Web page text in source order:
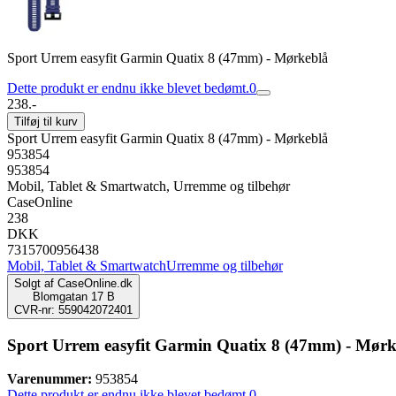
Sport Urrem easyfit Garmin Quatix 8 (47mm) - Mørkeblå
Dette produkt er endnu ikke blevet bedømt.0
238.-
Tilføj til kurv
Sport Urrem easyfit Garmin Quatix 8 (47mm) - Mørkeblå
953854
953854
Mobil, Tablet & Smartwatch, Urremme og tilbehør
CaseOnline
238
DKK
7315700956438
Mobil, Tablet & SmartwatchUrremme og tilbehør
Solgt af CaseOnline.dk
Blomgatan 17 B
CVR-nr: 559042072401
Sport Urrem easyfit Garmin Quatix 8 (47mm) -
Varenummer: 953854